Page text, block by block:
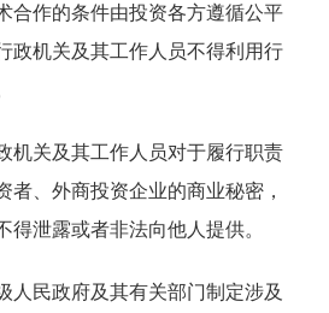
合作的条件由投资各方遵循公平
政机关及其工作人员不得利用行
关及其工作人员对于履行职责
者、外商投资企业的商业秘密，
得泄露或者非法向他人提供。
民政府及其有关部门制定涉及